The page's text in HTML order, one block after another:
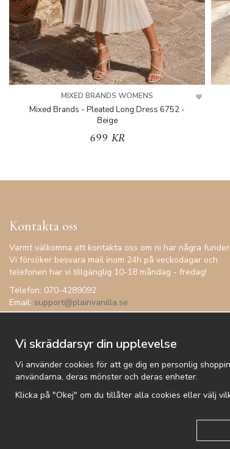
MIXED BRANDS WOMENS
Mixed Brands - Pleated Long Dress 6752 -
Beige
699 KR
Kontakta oss
Varmt välkomna att kontakta oss om ni har några
Vi försöker besvara mail inom 24h på veckodagar och
telefonen har vi tillgänglig 10-18 måndag - fredag!
Telefon: 070-4289092
Email: support@plainvanilla.se
Vi skräddarsyr din upplevelse
Vi använder cookies för att ge dig en personlig
användarna, deras mönster och deras enheter.
Klicka på "Okej" om du tillåter alla cookies eller välj